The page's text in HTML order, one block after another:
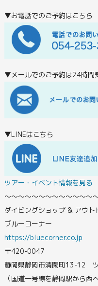
▼お電話でのご予約はこちら
▼メールでのご予約は24時間
▼LINEはこちら
ツアー・イベント情報を見る
〜〜〜〜〜〜〜〜〜〜〜〜〜
ダイビングショップ & アウト
ブルーコーナー
https://bluecorner.co.jp
〒420-0047
静岡県静岡市清閑町13-12
（国道一号線を静岡駅から西